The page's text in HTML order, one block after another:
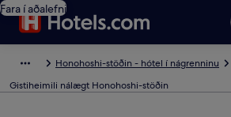
Fara í aðalefni
Honohoshi-stöðin - hótel í nágrenninu
Gistiheimili nálægt Honohoshi-stöðin